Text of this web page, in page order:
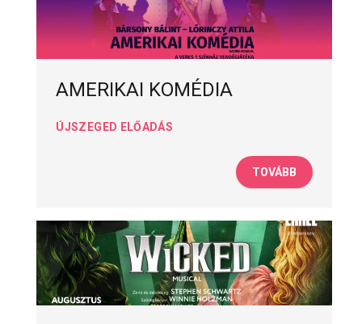
AMERIKAI KOMÉDIA
ÚJSZEGED ELŐADÁS
TOVÁBB